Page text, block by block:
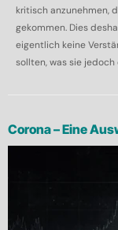
kritisch anzunehmen,
gekommen. Dies
eigentlich keine
sollten, was sie
Corona – Eine